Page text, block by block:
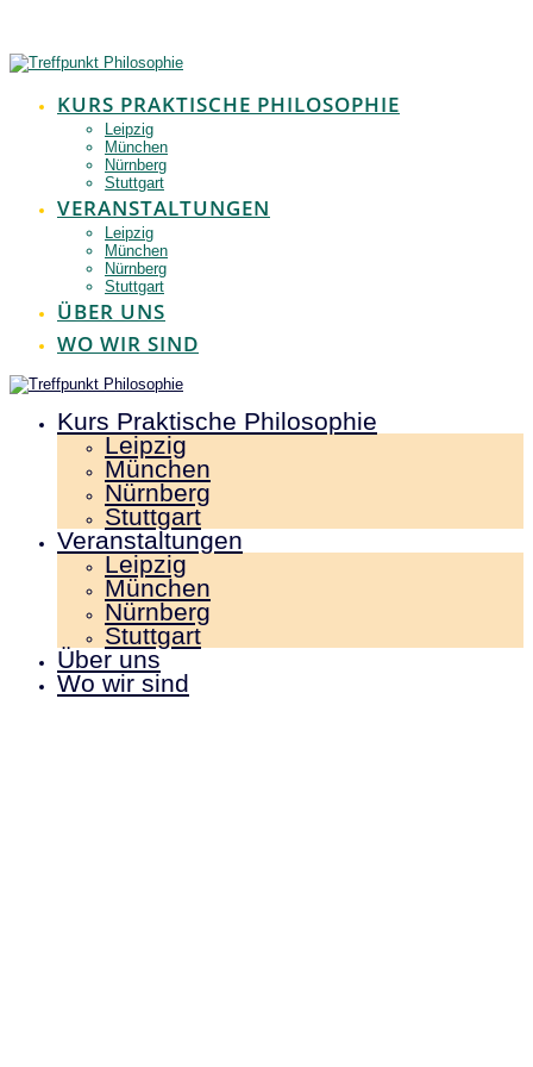
springen
KURS PRAKTISCHE PHILOSOPHIE
Leipzig
München
Nürnberg
Stuttgart
VERANSTALTUNGEN
Leipzig
München
Nürnberg
Stuttgart
ÜBER UNS
WO WIR SIND
Kurs Praktische Philosophie
Leipzig
München
Nürnberg
Stuttgart
Veranstaltungen
Leipzig
München
Nürnberg
Stuttgart
Über uns
Wo wir sind